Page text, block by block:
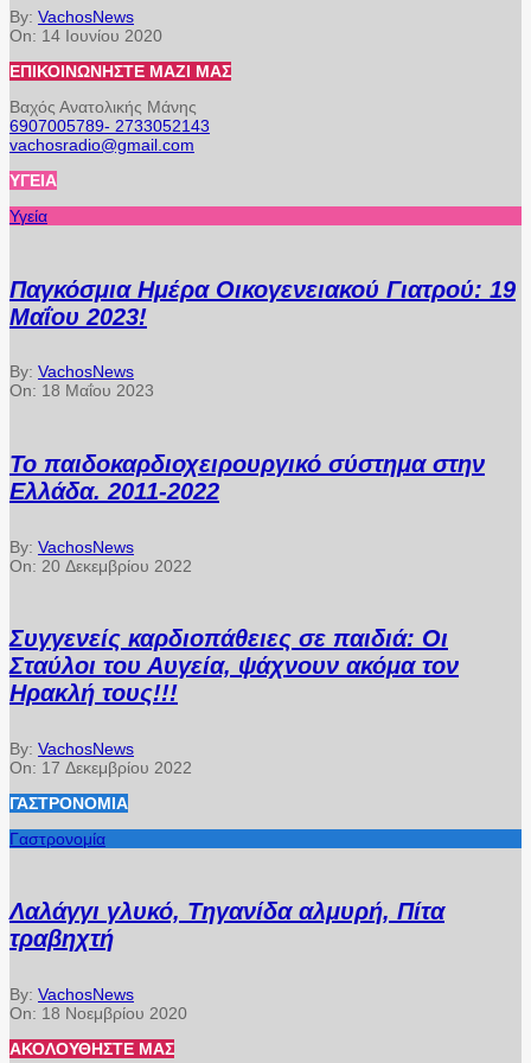
By: VachosNews
On: 14 Ιουνίου 2020
ΕΠΙΚΟΙΝΩΝΉΣΤΕ ΜΑΖΊ ΜΑΣ
Βαχός Ανατολικής Μάνης
6907005789- 2733052143
vachosradio@gmail.com
ΥΓΕΊΑ
Υγεία
Παγκόσμια Ημέρα Οικογενειακού Γιατρού: 19
Μαΐου 2023!
By: VachosNews
On: 18 Μαΐου 2023
Το παιδοκαρδιοχειρουργικό σύστημα στην
Ελλάδα. 2011-2022
By: VachosNews
On: 20 Δεκεμβρίου 2022
Συγγενείς καρδιοπάθειες σε παιδιά: Οι
Σταύλοι του Αυγεία, ψάχνουν ακόμα τον
Ηρακλή τους!!!
By: VachosNews
On: 17 Δεκεμβρίου 2022
ΓΑΣΤΡΟΝΟΜΊΑ
Γαστρονομία
Λαλάγγι γλυκό, Τηγανίδα αλμυρή, Πίτα
τραβηχτή
By: VachosNews
On: 18 Νοεμβρίου 2020
ΑΚΟΛΟΥΘΉΣΤΕ ΜΑΣ